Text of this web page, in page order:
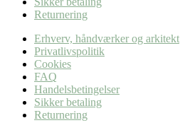
Returnering
Erhverv, håndværker og arkitekt
Privatlivspolitik
Cookies
FAQ
Handelsbetingelser
Sikker betaling
Returnering